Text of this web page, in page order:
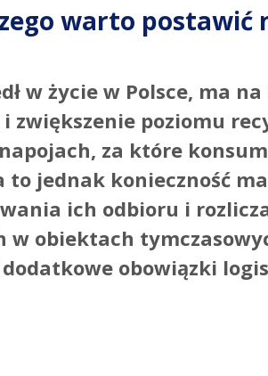
warto
w życie w Polsce, ma
zwiększenie poziomu
za które
to jednak konieczność
ich odbioru i
w obiektach
obowiązki